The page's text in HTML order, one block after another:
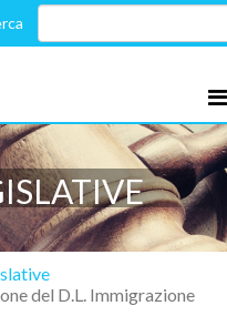
del D.L. Immigrazione